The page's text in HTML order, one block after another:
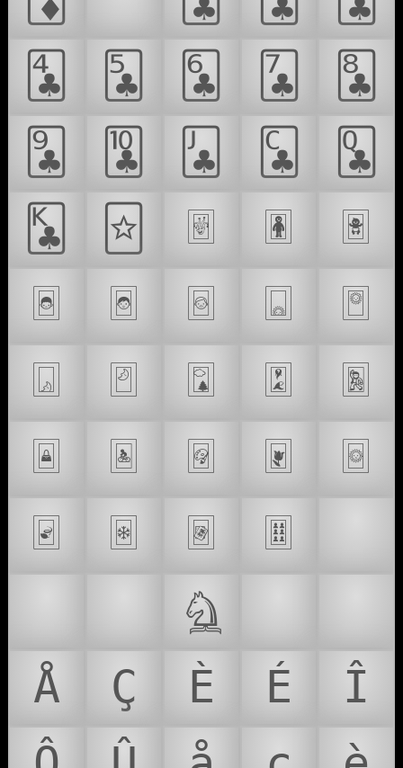
🃔
🃕 🃖 🃗
🃘
🃙
🃚 🃛 🃜
🃝
🃞
🃟 🃠 🃡
🃢
🃣
🃤 🃥 🃦
🃧
🃨
🃩 🃪 🃫
🃬
🃭
🃮 🃯 🃰
🃱
🃲
🃳 🃴 🃵
🩐
Å
Ç È É
Î